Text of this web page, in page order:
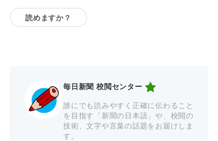
読めますか？
毎日新聞 校閲センター
誰にでも読みやすく正確に伝わること
を目指す「新聞の日本語」や、校閲の
技術、文字や言葉の話題をお届けしま
す。